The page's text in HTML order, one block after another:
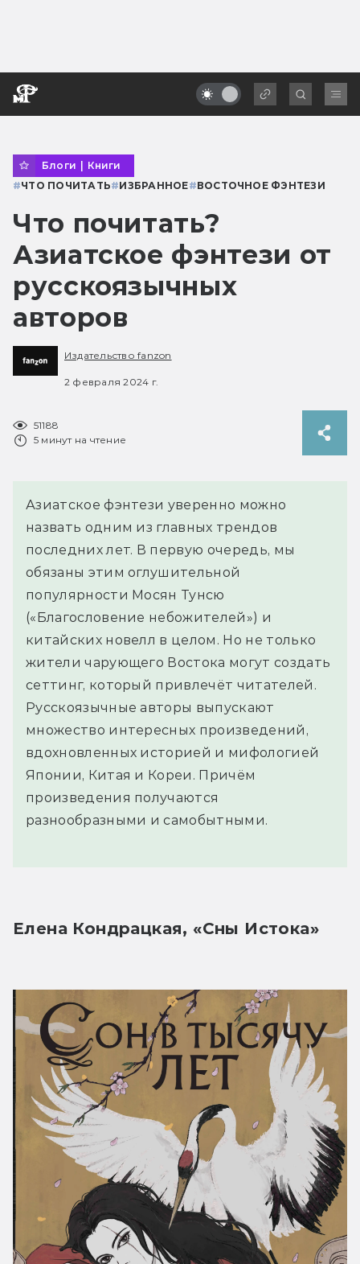
Блоги | Книги
#ЧТО ПОЧИТАТЬ#ИЗБРАННОЕ#ВОСТОЧНОЕ ФЭНТЕЗИ
Что почитать?
Азиатское фэнтези от
русскоязычных
авторов
Издательство fanzon
2 февраля 2024 г.
51188
5 минут на чтение
Азиатское фэнтези уверенно можно
назвать одним из главных трендов
последних лет. В первую очередь, мы
обязаны этим оглушительной
популярности Мосян Тунсю
(«Благословение небожителей») и
китайских новелл в целом. Но не только
жители чарующего Востока могут создать
сеттинг, который привлечёт читателей.
Русскоязычные авторы выпускают
множество интересных произведений,
вдохновленных историей и мифологией
Японии, Китая и Кореи. Причём
произведения получаются
разнообразными и самобытными.
Елена Кондрацкая, «Сны Истока»